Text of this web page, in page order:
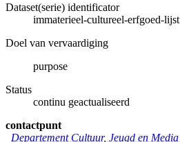
Dataset(serie) identificator
immaterieel-cultureel-erfgoed-lijst
Doel van vervaardiging
purpose
Status
continu geactualiseerd
contactpunt
Departement Cultuur, Jeugd en Media